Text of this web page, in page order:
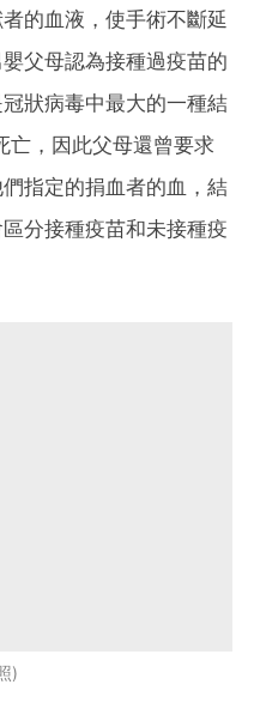
的血液，使手術不斷延
父母認為接種過疫苗的
狀病毒中最大的一種結
亡，因此父母還曾要求
指定的捐血者的血，結
分接種疫苗和未接種疫